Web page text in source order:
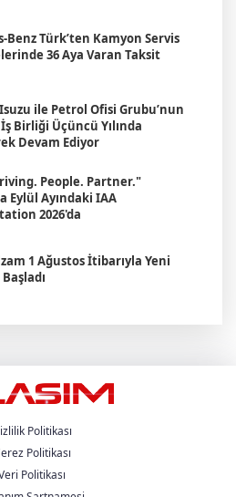
Benz Türk’ten Kamyon Servis
36 Aya Varan Taksit
ile Petrol Ofisi Grubu’nun
Birliği Üçüncü Yılında
Devam Ediyor
People. Partner."
Eylül Ayındaki IAA
2026'da
1 Ağustos İtibarıyla Yeni
Yönetim Kurulu
Kayseri’de Gerçekleştirildi
Premium Tercihi Neoplan
Politikası
Politikası
Politikası